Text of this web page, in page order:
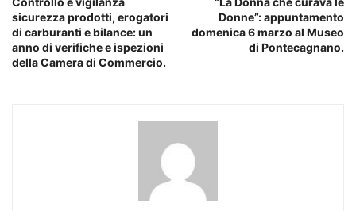
sicurezza prodotti, erogatori
di carburanti e bilance: un
anno di verifiche e ispezioni
della Camera di Commercio.
Donne”: appuntamento
domenica 6 marzo al Museo
di Pontecagnano.